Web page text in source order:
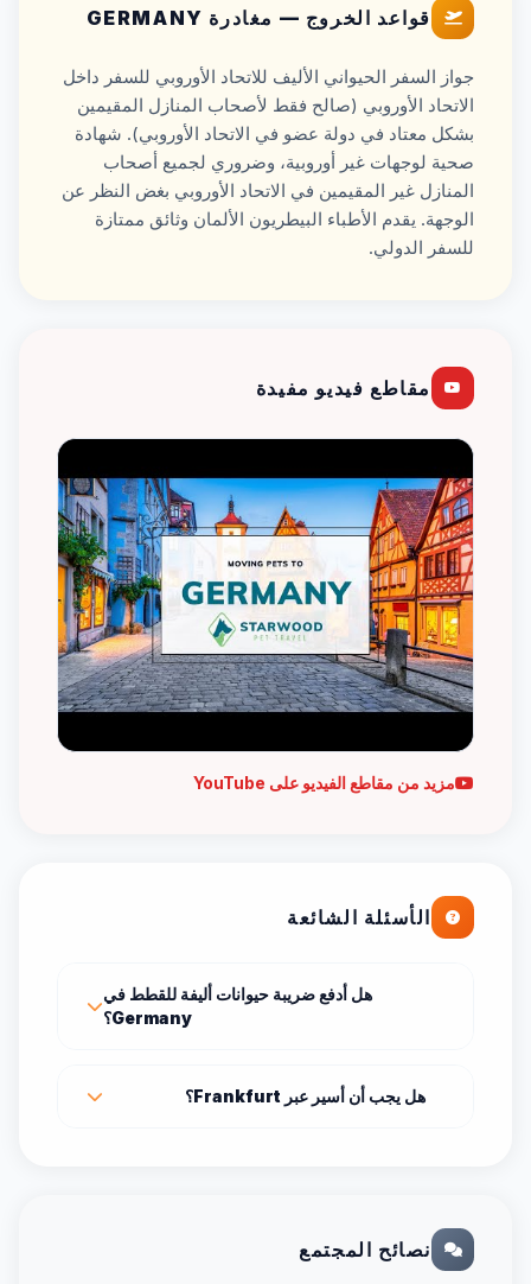
قواعد الخروج — مغادرة GERMANY
جواز السفر الحيواني الأليف للاتحاد الأوروبي للسفر داخل
الاتحاد الأوروبي (صالح فقط لأصحاب المنازل المقيمين
بشكل معتاد في دولة عضو في الاتحاد الأوروبي). شهادة
صحية لوجهات غير أوروبية، وضروري لجميع أصحاب
المنازل غير المقيمين في الاتحاد الأوروبي بغض النظر عن
الوجهة. يقدم الأطباء البيطريون الألمان وثائق ممتازة
للسفر الدولي.
مقاطع فيديو مفيدة
مزيد من مقاطع الفيديو على YouTube
الأسئلة الشائعة
هل أدفع ضريبة حيوانات أليفة للقطط في
Germany؟
هل يجب أن أسير عبر Frankfurt؟
نصائح المجتمع